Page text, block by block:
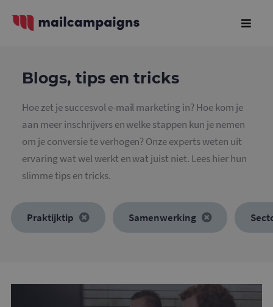
Blogs, tips en tricks
Hoe zet je succesvol e-mail marketing in? Hoe kom je
aan meer inschrijvers en welke stappen kun je nemen
om je conversie te verhogen? Onze experts weten uit
ervaring wat wel werkt en wat juist niet. Lees hier hun
slimme tips en tricks.
Praktijktip Samenwerking